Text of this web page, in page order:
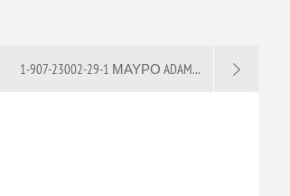
1-907-23002-29-1 ΜΑΥΡΟ ADAM...